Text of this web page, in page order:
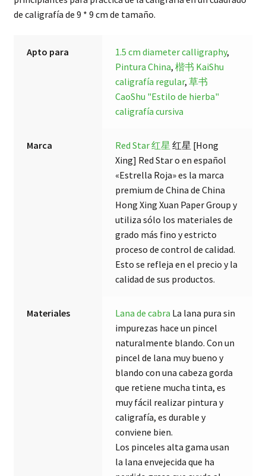
de caligrafía de 9 * 9 cm de tamaño.
Apto para 1.5 cm diameter calligraphy,
Pintura China,楷书 KaiShu
caligrafía regular,草书
CaoShu "Estilo de hierba"
caligrafía cursiva
Marca Red Star 红星 红星 [Hong
Xing] Red Star o en español
«Estrella Roja» es la marca
premium de China de China
Hong Xing Xuan Paper Group y
utiliza sólo los materiales de
grado más fino y estricto
proceso de control de calidad.
Esto se refleja en el precio y la
calidad de sus productos.
Materiales Lana de cabra La lana pura sin
impurezas hace un pincel
naturalmente blando. Con un
pincel de lana muy bueno y
blando con una cabeza gorda
que retiene mucha tinta, es
muy fácil realizar pintura y
caligrafía, es durable y
conviene bien.
Los pinceles alta gama usan
la lana envejecida que ha